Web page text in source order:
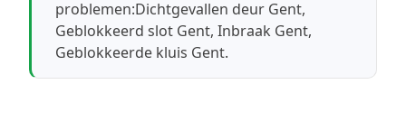
problemen:Dichtgevallen deur Gent,
Geblokkeerd slot Gent, Inbraak Gent,
Geblokkeerde kluis Gent.